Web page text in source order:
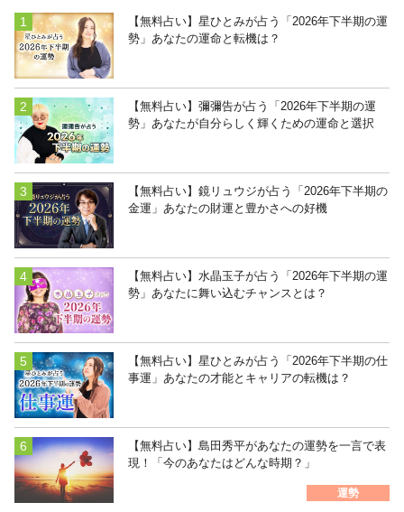
【無料占い】星ひとみが占う「2026年下半期の運
勢」あなたの運命と転機は？
【無料占い】彌彌告が占う「2026年下半期の運
勢」あなたが自分らしく輝くための運命と選択
【無料占い】鏡リュウジが占う「2026年下半期の
金運」あなたの財運と豊かさへの好機
【無料占い】水晶玉子が占う「2026年下半期の運
勢」あなたに舞い込むチャンスとは？
【無料占い】星ひとみが占う「2026年下半期の仕
事運」あなたの才能とキャリアの転機は？
【無料占い】島田秀平があなたの運勢を一言で表
現！「今のあなたはどんな時期？」
運勢